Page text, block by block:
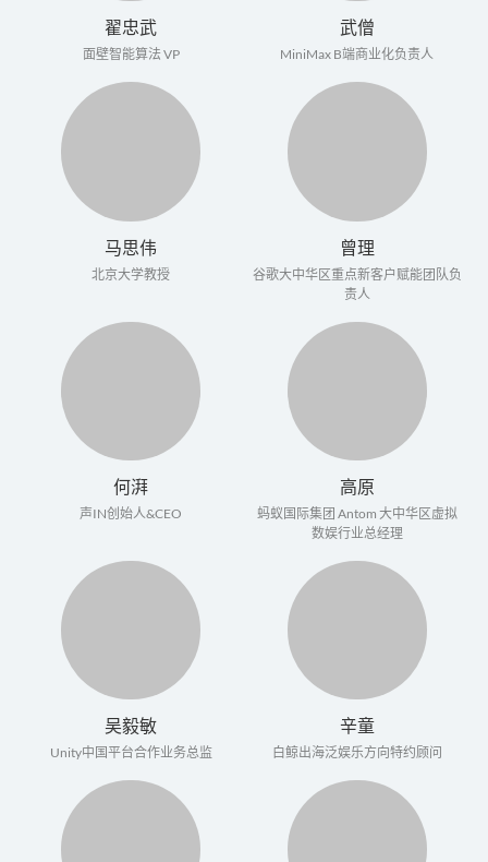
翟忠武
面壁智能算法 VP
武僧
MiniMax B端商业化负责人
马思伟
北京大学教授
曾理
谷歌大中华区重点新客户赋能团队负
责人
何湃
声IN创始人&CEO
高原
蚂蚁国际集团 Antom 大中华区虚拟
数娱行业总经理
吴毅敏
Unity中国平台合作业务总监
辛童
白鲸出海泛娱乐方向特约顾问